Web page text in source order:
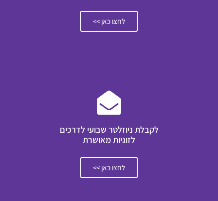
לחצו כאן >>
לקבלת ניוזלטר שבועי לדרכים
לזוגיות מאושרת
לחצו כאן >>